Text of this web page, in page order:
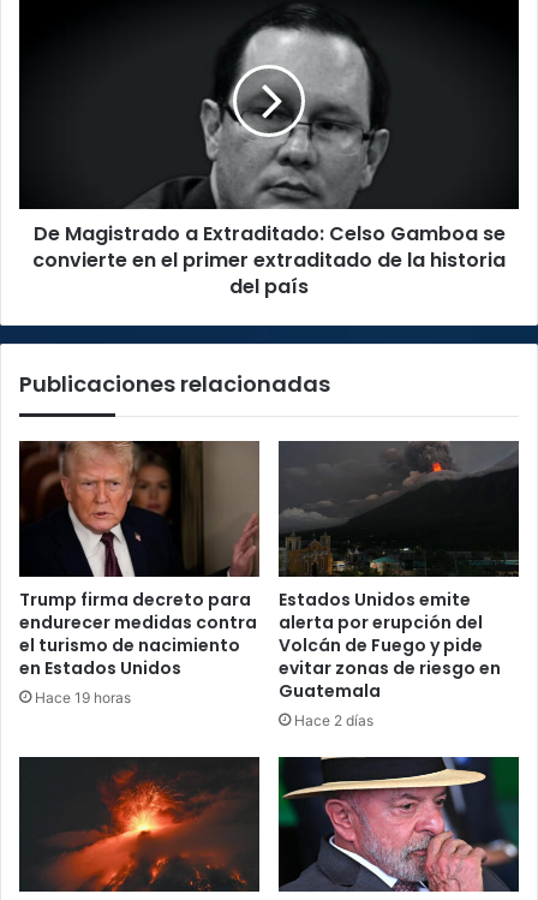
en
primer
la
del
De Magistrado a Extraditado: Celso Gamboa se
convierte en el primer extraditado de la historia
del país
Publicaciones relacionadas
Trump firma decreto para
endurecer medidas contra
el turismo de nacimiento
en Estados Unidos
Hace 19 horas
Estados Unidos emite
alerta por erupción del
Volcán de Fuego y pide
evitar zonas de riesgo en
Guatemala
Hace 2 días